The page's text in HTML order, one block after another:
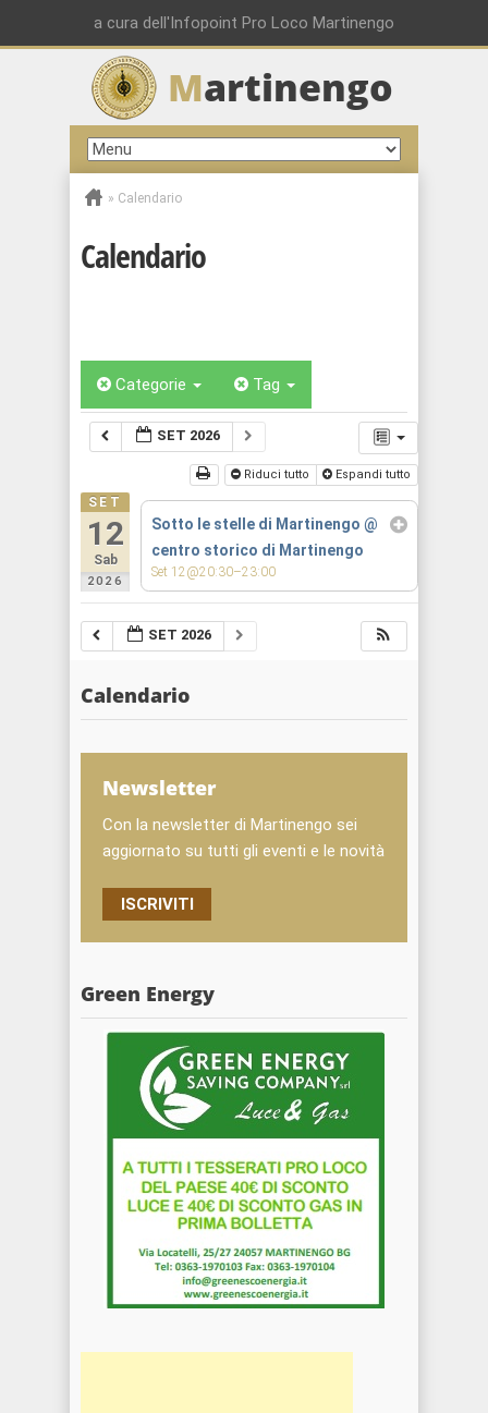
a cura dell'Infopoint Pro Loco Martinengo
Martinengo
» Calendario
Calendario
Categorie Tag
SET 2026
Riduci tutto Espandi tutto
SET
12
Sab
2026
Sotto le stelle di Martinengo @
centro storico di Martinengo
Set 12@20:30–23:00
SET 2026
Calendario
Newsletter
Con la newsletter di Martinengo sei
aggiornato su tutti gli eventi e le novità
ISCRIVITI
Green Energy